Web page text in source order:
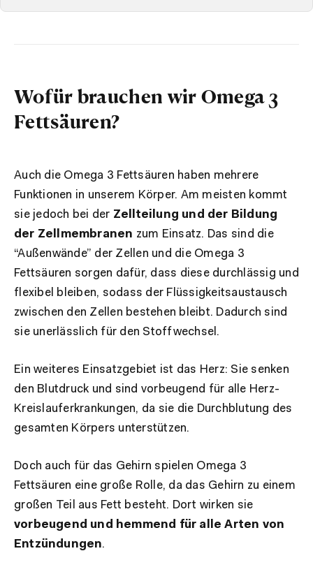
Wofür brauchen wir Omega 3
Fettsäuren?
Auch die Omega 3 Fettsäuren haben mehrere
Funktionen in unserem Körper. Am meisten kommt
sie jedoch bei der Zellteilung und der Bildung
der Zellmembranen zum Einsatz. Das sind die
“Außenwände” der Zellen und die Omega 3
Fettsäuren sorgen dafür, dass diese durchlässig und
flexibel bleiben, sodass der Flüssigkeitsaustausch
zwischen den Zellen bestehen bleibt. Dadurch sind
sie unerlässlich für den Stoffwechsel.
Ein weiteres Einsatzgebiet ist das Herz: Sie senken
den Blutdruck und sind vorbeugend für alle Herz-
Kreislauferkrankungen, da sie die Durchblutung des
gesamten Körpers unterstützen.
Doch auch für das Gehirn spielen Omega 3
Fettsäuren eine große Rolle, da das Gehirn zu einem
großen Teil aus Fett besteht. Dort wirken sie
vorbeugend und hemmend für alle Arten von
Entzündungen.